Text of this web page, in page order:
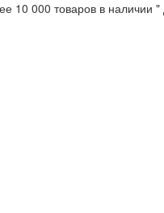
10 000 товаров в наличии